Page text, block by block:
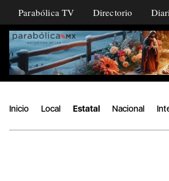
Parabólica TV Directorio
Inicio Local Estatal Nacional